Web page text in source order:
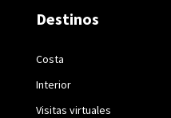
Destinos
Costa
Interior
Visitas virtuales